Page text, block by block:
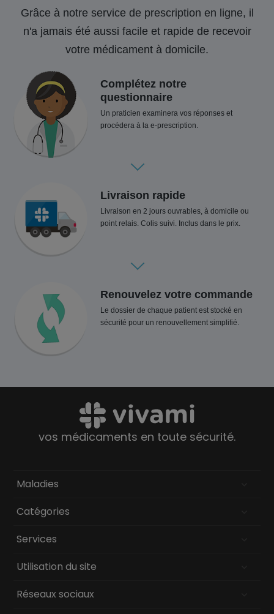
Grâce à notre service de prescription en ligne, il
n'a jamais été aussi facile et rapide de recevoir
votre médicament à domicile.
Complétez notre
questionnaire
Un praticien examinera vos réponses et
procédera à la e-prescription.
Livraison rapide
Livraison en 2 jours ouvrables, à domicile ou
point relais. Colis suivi. Inclus dans le prix.
Renouvelez votre commande
Le dossier de chaque patient est stocké en
sécurité pour un renouvellement simplifié.
vos médicaments en toute sécurité.
Maladies
Catégories
Services
Utilisation du site
Réseaux sociaux